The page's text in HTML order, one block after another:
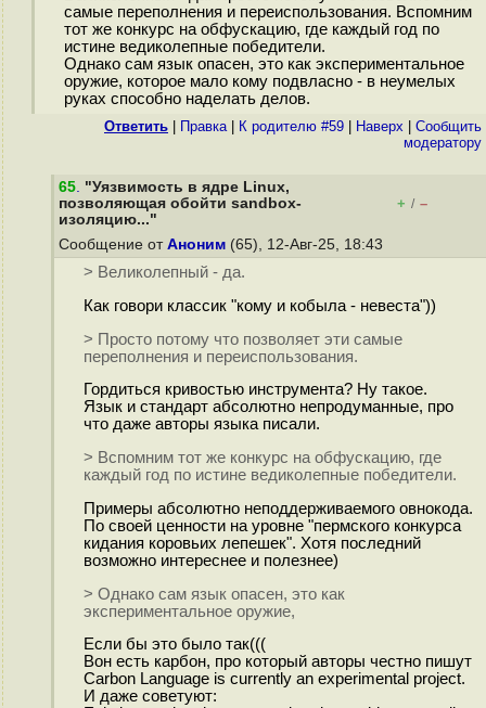
самые переполнения и переиспользования. Вспомним
тот же конкурс на обфускацию, где каждый год по
истине ведиколепные победители.
Однако сам язык опасен, это как экспериментальное
оружие, которое мало кому подвласно - в неумелых
руках способно наделать делов.
Ответить Правка| К родителю #59 Наверх
Cообщить
модератору
65. "Уязвимость в ядре Linux,
позволяющая обойти sandbox-
изоляцию..."
+ / –
Сообщение от Аноним (65), 12-Авг-25, 18:43
> Великолепный - да.
Как говори классик "кому и кобыла - невеста"))
> Просто потому что позволяет эти самые
переполнения и переиспользования.
Гордиться кривостью инструмента? Ну такое.
Язык и стандарт абсолютно непродуманные, про
что даже авторы языка писали.
> Вспомним тот же конкурс на обфускацию, где
каждый год по истине ведиколепные победители.
Примеры абсолютно неподдерживаемого овнокода.
По своей ценности на уровне "пермского конкурса
кидания коровьих лепешек". Хотя последний
возможно интереснее и полезнее)
> Однако сам язык опасен, это как
экспериментальное оружие,
Если бы это было так(((
Вон есть карбон, про который авторы честно пишут
Carbon Language is currently an experimental project.
И даже советуют: